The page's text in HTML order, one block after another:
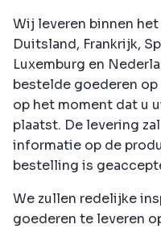
Wij leveren binnen
Duitsland, Frankrijk,
Luxemburg en
bestelde goederen
op het moment dat u
plaatst. De levering
informatie op de
bestelling is
We zullen redelijke
goederen te leveren